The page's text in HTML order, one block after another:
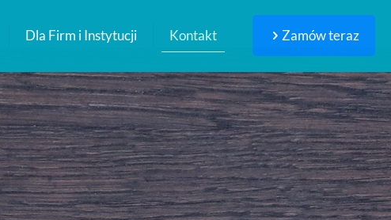
Dla Firm i Instytucji Kontakt Zamów teraz